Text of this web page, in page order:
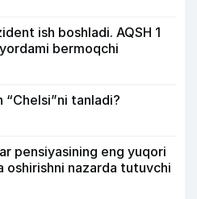
ish boshladi. AQSH 1
bermoqchi
“Chelsi”ni tanladi?
pensiyasining eng yuqori
oshirishni nazarda tutuvchi